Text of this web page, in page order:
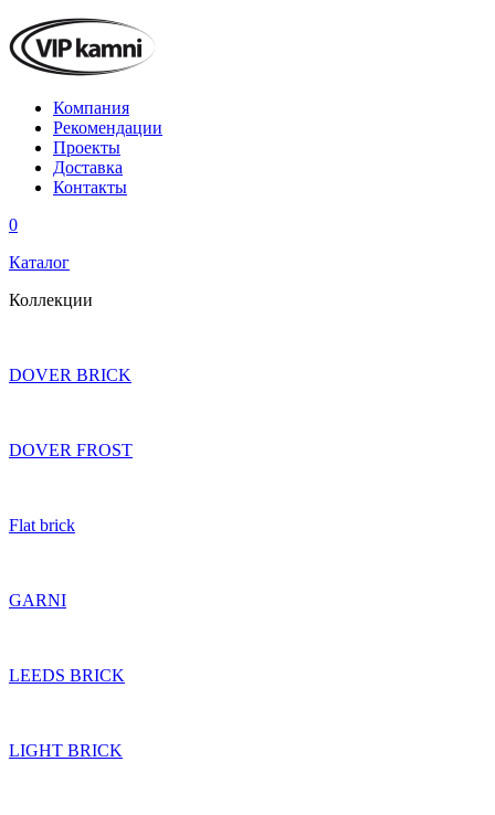
Компания
Рекомендации
Проекты
Доставка
Контакты
0
Каталог
Коллекции
DOVER BRICK
DOVER FROST
Flat brick
GARNI
LEEDS BRICK
LIGHT BRICK